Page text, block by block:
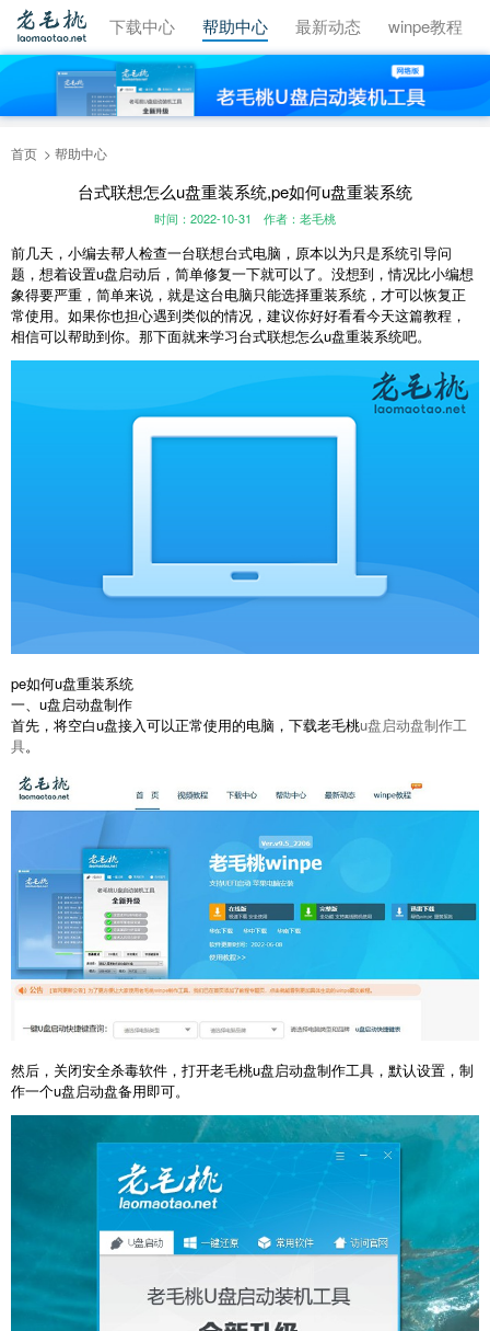
视频教程 下载中心 帮助中心 最新动态 winpe教程
首页 帮助中心
台式联想怎么u盘重装系统,pe如何u盘重装系统
时间：2022-10-31 作者：老毛桃
前几天，小编去帮人检查一台联想台式电脑，原本以为只是系统引导问
题，想着设置u盘启动后，简单修复一下就可以了。没想到，情况比小编想
象得要严重，简单来说，就是这台电脑只能选择重装系统，才可以恢复正
常使用。如果你也担心遇到类似的情况，建议你好好看看今天这篇教程，
相信可以帮助到你。那下面就来学习台式联想怎么u盘重装系统吧。
pe如何u盘重装系统
一、u盘启动盘制作
首先，将空白u盘接入可以正常使用的电脑，下载老毛桃u盘启动盘制作工
具。
然后，关闭安全杀毒软件，打开老毛桃u盘启动盘制作工具，默认设置，制
作一个u盘启动盘备用即可。